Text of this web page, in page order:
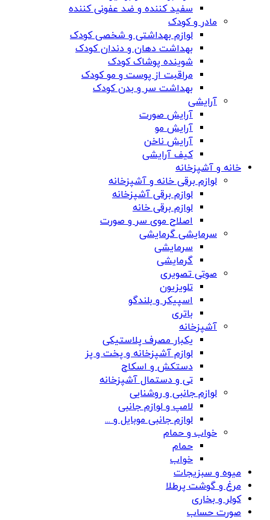
سفید کننده و ضد عفونی کننده
مادر و کودک
لوازم بهداشتی و شخصی کودک
بهداشت دهان و دندان کودک
شوینده پوشاک کودک
مراقبت از پوست و مو کودک
بهداشت سر و بدن کودک
آرایشی
آرایش صورت
آرایش مو
آرایش ناخن
کیف آرایشی
خانه و آشپزخانه
لوازم برقی خانه و آشپزخانه
لوازم برقی آشپزخانه
لوازم برقی خانه
اصلاح موی سر و صورت
سرمایشی گرمایشی
سرمایشی
گرمایشی
صوتی تصویری
تلویزیون
اسپیکر و بلندگو
باتری
آشپزخانه
یکبار مصرف پلاستیکی
لوازم آشپزخانه و پخت و پز
دستکش و اسکاج
تی و دستمال آشپزخانه
لوازم جانبی و روشنایی
لامپ و لوازم جانبی
لوازم جانبی موبایل و ...
خواب و حمام
حمام
خواب
میوه و سبزیجات
مرغ و گوشت پرطلا
کولر و بخاری
صورت حساب